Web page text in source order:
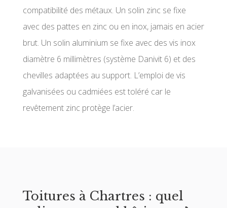
compatibilité des métaux. Un solin zinc se fixe
avec des pattes en zinc ou en inox, jamais en acier
brut. Un solin aluminium se fixe avec des vis inox
diamètre 6 millimètres (système Danivit 6) et des
chevilles adaptées au support. L’emploi de vis
galvanisées ou cadmiées est toléré car le
revêtement zinc protège l’acier.
Toitures à Chartres : quel